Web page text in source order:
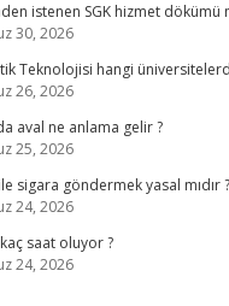
istenen SGK hizmet dökümü
30, 2026
Teknolojisi hangi
26, 2026
aval ne anlama gelir ?
25, 2026
sigara göndermek yasal mıdır ?
24, 2026
saat oluyor ?
24, 2026